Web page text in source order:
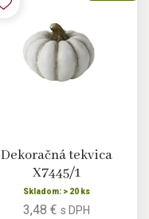
Dekoračná tekvica
X7445/1
Skladom: > 20 ks
3,48 €s DPH